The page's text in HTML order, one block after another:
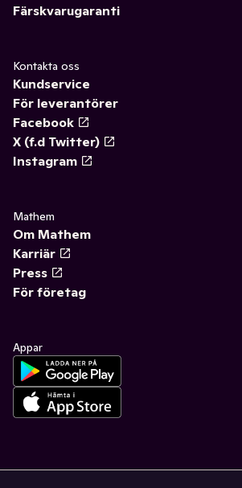
Färskvarugaranti
Kontakta oss
Kundservice
För leverantörer
Facebook
X (f.d Twitter)
Instagram
Mathem
Om Mathem
Karriär
Press
För företag
Appar